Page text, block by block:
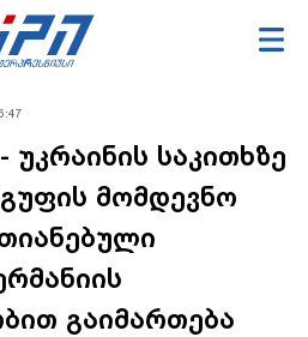
უკრაინის საკითხზე
მომდევნო
გაიმართება